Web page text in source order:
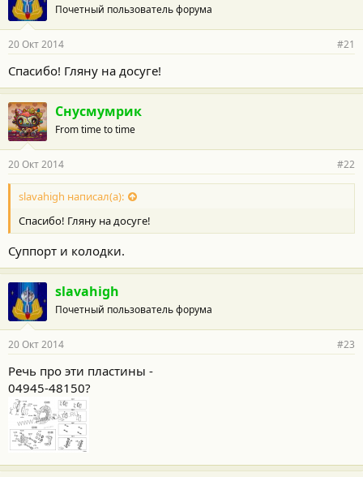
д
а
н
с
т
и
:
Почетный пользователь форума
20 Окт 2014 #21
Спасибо! Гляну на досуге!
Снусмумрик
From time to time
20 Окт 2014 #22
slavahigh написал(а):
Спасибо! Гляну на досуге!
Суппорт и колодки.
slavahigh
Почетный пользователь форума
20 Окт 2014 #23
Речь про эти пластины -
04945-48150?